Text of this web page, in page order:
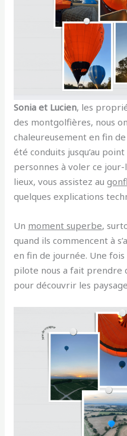
Sonia et Lucien, les
des montgolfières, nous
chaleureusement en fin
été conduits jusqu’au
personnes à voler ce
lieux, vous assistez au
quelques explications
Un moment superbe,
quand ils commencent à
en fin de journée. Une
pilote nous a fait prendre
pour découvrir les